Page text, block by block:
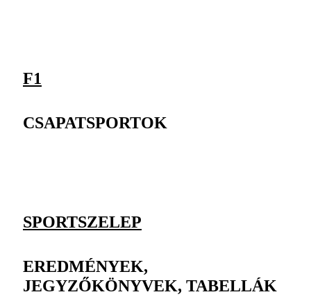
F1
CSAPATSPORTOK
SPORTSZELEP
EREDMÉNYEK,
JEGYZŐKÖNYVEK, TABELLÁK